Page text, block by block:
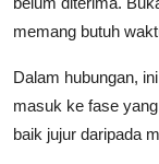
memang butuh
Dalam hubungan,
masuk ke fase
baik jujur daripada